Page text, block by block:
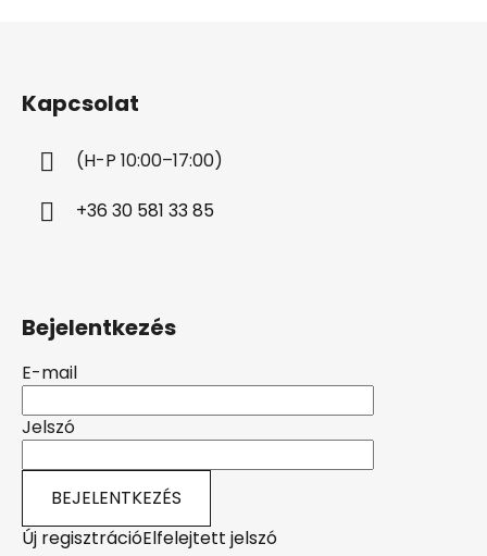
Kapcsolat
(H-P 10:00–17:00)
+36 30 581 33 85
Bejelentkezés
E-mail
Jelszó
BEJELENTKEZÉS
Új regisztrációElfelejtett jelszó